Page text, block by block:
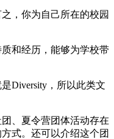
，你为自己所在的校园
和经历，能够为学校带
Diversity，所以此类文
、夏令营团体活动存在
式。还可以介绍这个团